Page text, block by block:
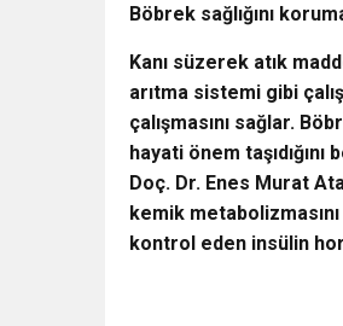
Böbrek sağlığını
Kanı süzerek atık
arıtma sistemi gibi
çalışmasını sağlar.
hayati önem
Doç. Dr. Enes Murat
kemik
kontrol eden insülin